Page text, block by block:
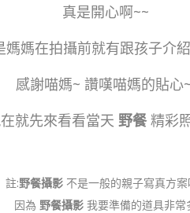
真是開心啊~~
媽媽在拍攝前就有跟孩子介
感謝喵媽~ 讚嘆喵媽的貼心~
就先來看看當天 野餐精彩
註:野餐攝影 不是一般的親子寫真方
因為 野餐攝影 我要準備的道具非常